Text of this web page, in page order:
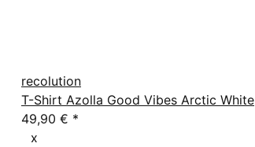
recolution
T-Shirt Azolla Good Vibes Arctic White
49,90 € *
x